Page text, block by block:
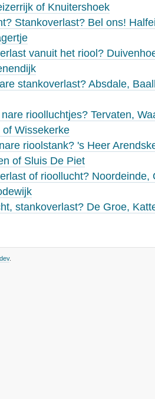
of Knuitershoek
Stankoverlast? Bel ons!
vanuit het riool?
stankoverlast? Absdale,
rioolluchtjes? Tervaten,
Wissekerke
rioolstank? 's Heer
of Sluis De Piet
of rioollucht? Noordeinde,
stankoverlast? De Groe,
.